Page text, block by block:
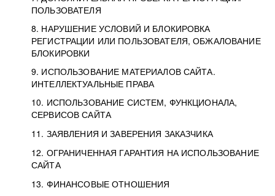
ПОЛЬЗОВАТЕЛЯ
8. НАРУШЕНИЕ УСЛОВИЙ И БЛОКИРОВКА
РЕГИСТРАЦИИ ИЛИ ПОЛЬЗОВАТЕЛЯ, ОБЖАЛОВАНИЕ
БЛОКИРОВКИ
9. ИСПОЛЬЗОВАНИЕ МАТЕРИАЛОВ САЙТА.
ИНТЕЛЛЕКТУАЛЬНЫЕ ПРАВА
10. ИСПОЛЬЗОВАНИЕ СИСТЕМ, ФУНКЦИОНАЛА,
СЕРВИСОВ САЙТА
11. ЗАЯВЛЕНИЯ И ЗАВЕРЕНИЯ ЗАКАЗЧИКА
12. ОГРАНИЧЕННАЯ ГАРАНТИЯ НА ИСПОЛЬЗОВАНИЕ
САЙТА
13. ФИНАНСОВЫЕ ОТНОШЕНИЯ